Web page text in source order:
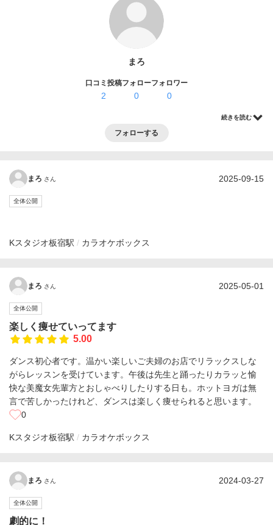
まろ
口コミ投稿
2
フォロー
0
フォロワー
0
続きを読む
フォローする
まろ さん 2025-09-15
全体公開
Kスタジオ板宿駅 カラオケボックス
まろ さん 2025-05-01
全体公開
楽しく痩せていってます
5.00
ダンス初心者です。温かい楽しいご夫婦のお店でリラックスしな
がらレッスンを受けています。午後は先生と踊ったりカラッと愉
快な美魔女先輩方とおしゃべりしたりする日も。ホットヨガは無
言で苦しかったけれど、ダンスは楽しく痩せられると思います。
0
Kスタジオ板宿駅 カラオケボックス
まろ さん 2024-03-27
全体公開
劇的に！